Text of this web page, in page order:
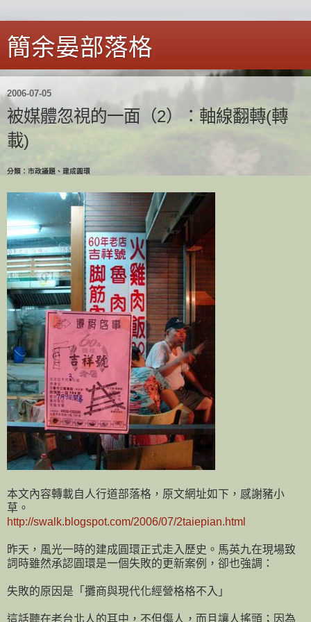
簡余晏部落格
2006-07-05
被媒體忽視的一面（2）：軸線翻轉(轉
載)
分類：市政議題、建成圓環
本文內容轉載自人行道部落格，原文網址如下，感謝豬小
草。
http://swalk.blogspot.com/2006/07/2taiepian.html
昨天，風光一時的建成圓環正式走入歷史。馬英九在現場致
詞時雖然承認圓環是一個失敗的更新案例，卻也強調：
失敗的原因是「攤商與現代化經營格格不入」
這話聽在老台北人的耳中，不但傷人，而且讓人搖頭；因為